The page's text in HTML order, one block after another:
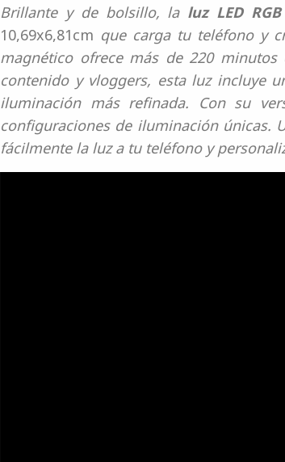
Brillante y de bolsillo, la luz LED
10,69x6,81cm que carga tu teléfono y
magnético ofrece más de 220
contenido y vloggers, esta luz incluye
iluminación más refinada. Con su
configuraciones de iluminación únicas.
fácilmente la luz a tu teléfono y